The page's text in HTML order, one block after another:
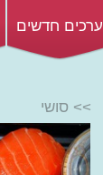
ערכים חדשים
>> סושי